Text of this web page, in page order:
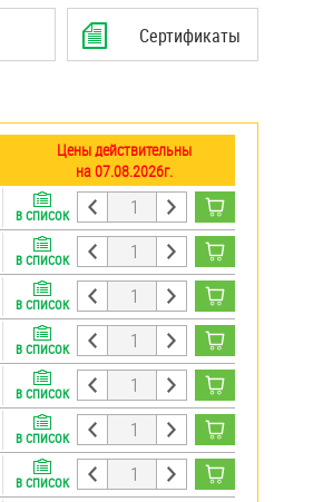
Сертификаты
Цены действительны
на 07.08.2026г.
В СПИСОК
В СПИСОК
В СПИСОК
В СПИСОК
В СПИСОК
В СПИСОК
В СПИСОК